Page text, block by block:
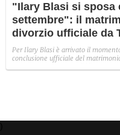
"Ilary Blasi si sposa
settembre": il
divorzio ufficiale da
Per Ilary Blasi è arrivato il
conclusione ufficiale del